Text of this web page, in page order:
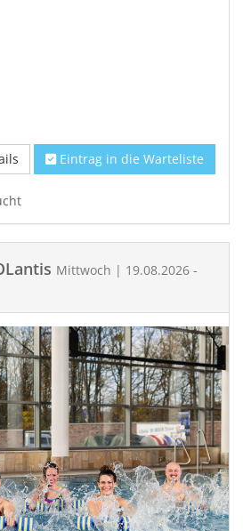
Eintrag in die Warteliste
Mittwoch | 19.08.2026 -